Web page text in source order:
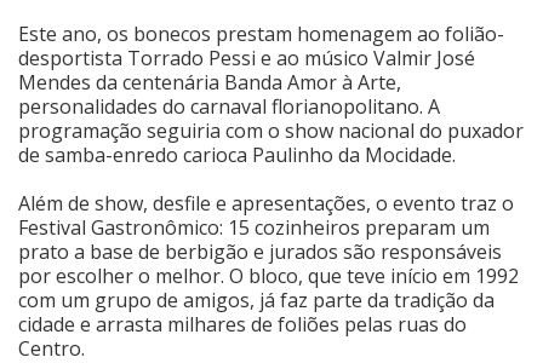
Este ano, os bonecos prestam homenagem ao folião-
desportista Torrado Pessi e ao músico Valmir José
Mendes da centenária Banda Amor à Arte,
personalidades do carnaval florianopolitano. A
programação seguiria com o show nacional do puxador
de samba-enredo carioca Paulinho da Mocidade.
Além de show, desfile e apresentações, o evento traz o
Festival Gastronômico: 15 cozinheiros preparam um
prato a base de berbigão e jurados são responsáveis
por escolher o melhor. O bloco, que teve início em 1992
com um grupo de amigos, já faz parte da tradição da
cidade e arrasta milhares de foliões pelas ruas do
Centro.